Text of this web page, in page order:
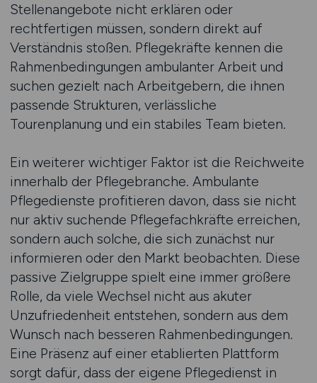
Stellenangebote nicht erklären oder
rechtfertigen müssen, sondern direkt auf
Verständnis stoßen. Pflegekräfte kennen die
Rahmenbedingungen ambulanter Arbeit und
suchen gezielt nach Arbeitgebern, die ihnen
passende Strukturen, verlässliche
Tourenplanung und ein stabiles Team bieten.
Ein weiterer wichtiger Faktor ist die Reichweite
innerhalb der Pflegebranche. Ambulante
Pflegedienste profitieren davon, dass sie nicht
nur aktiv suchende Pflegefachkräfte erreichen,
sondern auch solche, die sich zunächst nur
informieren oder den Markt beobachten. Diese
passive Zielgruppe spielt eine immer größere
Rolle, da viele Wechsel nicht aus akuter
Unzufriedenheit entstehen, sondern aus dem
Wunsch nach besseren Rahmenbedingungen.
Eine Präsenz auf einer etablierten Plattform
sorgt dafür, dass der eigene Pflegedienst in